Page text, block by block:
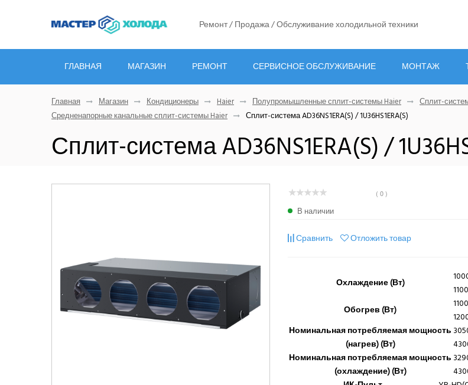
Ремонт / Продажа / Обслуживание холодильной техники
ГЛАВНАЯ МАГАЗИН РЕМОНТ СЕРВИСНОЕ ОБСЛУЖИВАНИЕ МОНТАЖ
Главная Магазин Кондиционеры Haier Полупромышленные сплит-системы Haier
Сплит-
Средненапорные канальные сплит-системы Haier
Сплит-система AD36NS1ERA(S) / 1U36HS1ERA(S)
Сплит-система AD36NS1ERA(S) /
( 0 )
В наличии
Сравнить Отложить товар
Охлаждение (Вт)
Обогрев (Вт)
Номинальная потребляемая мощность
(нагрев) (Вт)
Номинальная потребляемая мощность
(охлаждение) (Вт)